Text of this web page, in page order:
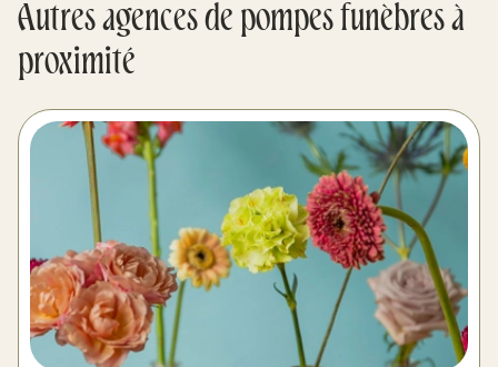
Autres agences de pompes funèbres à
proximité